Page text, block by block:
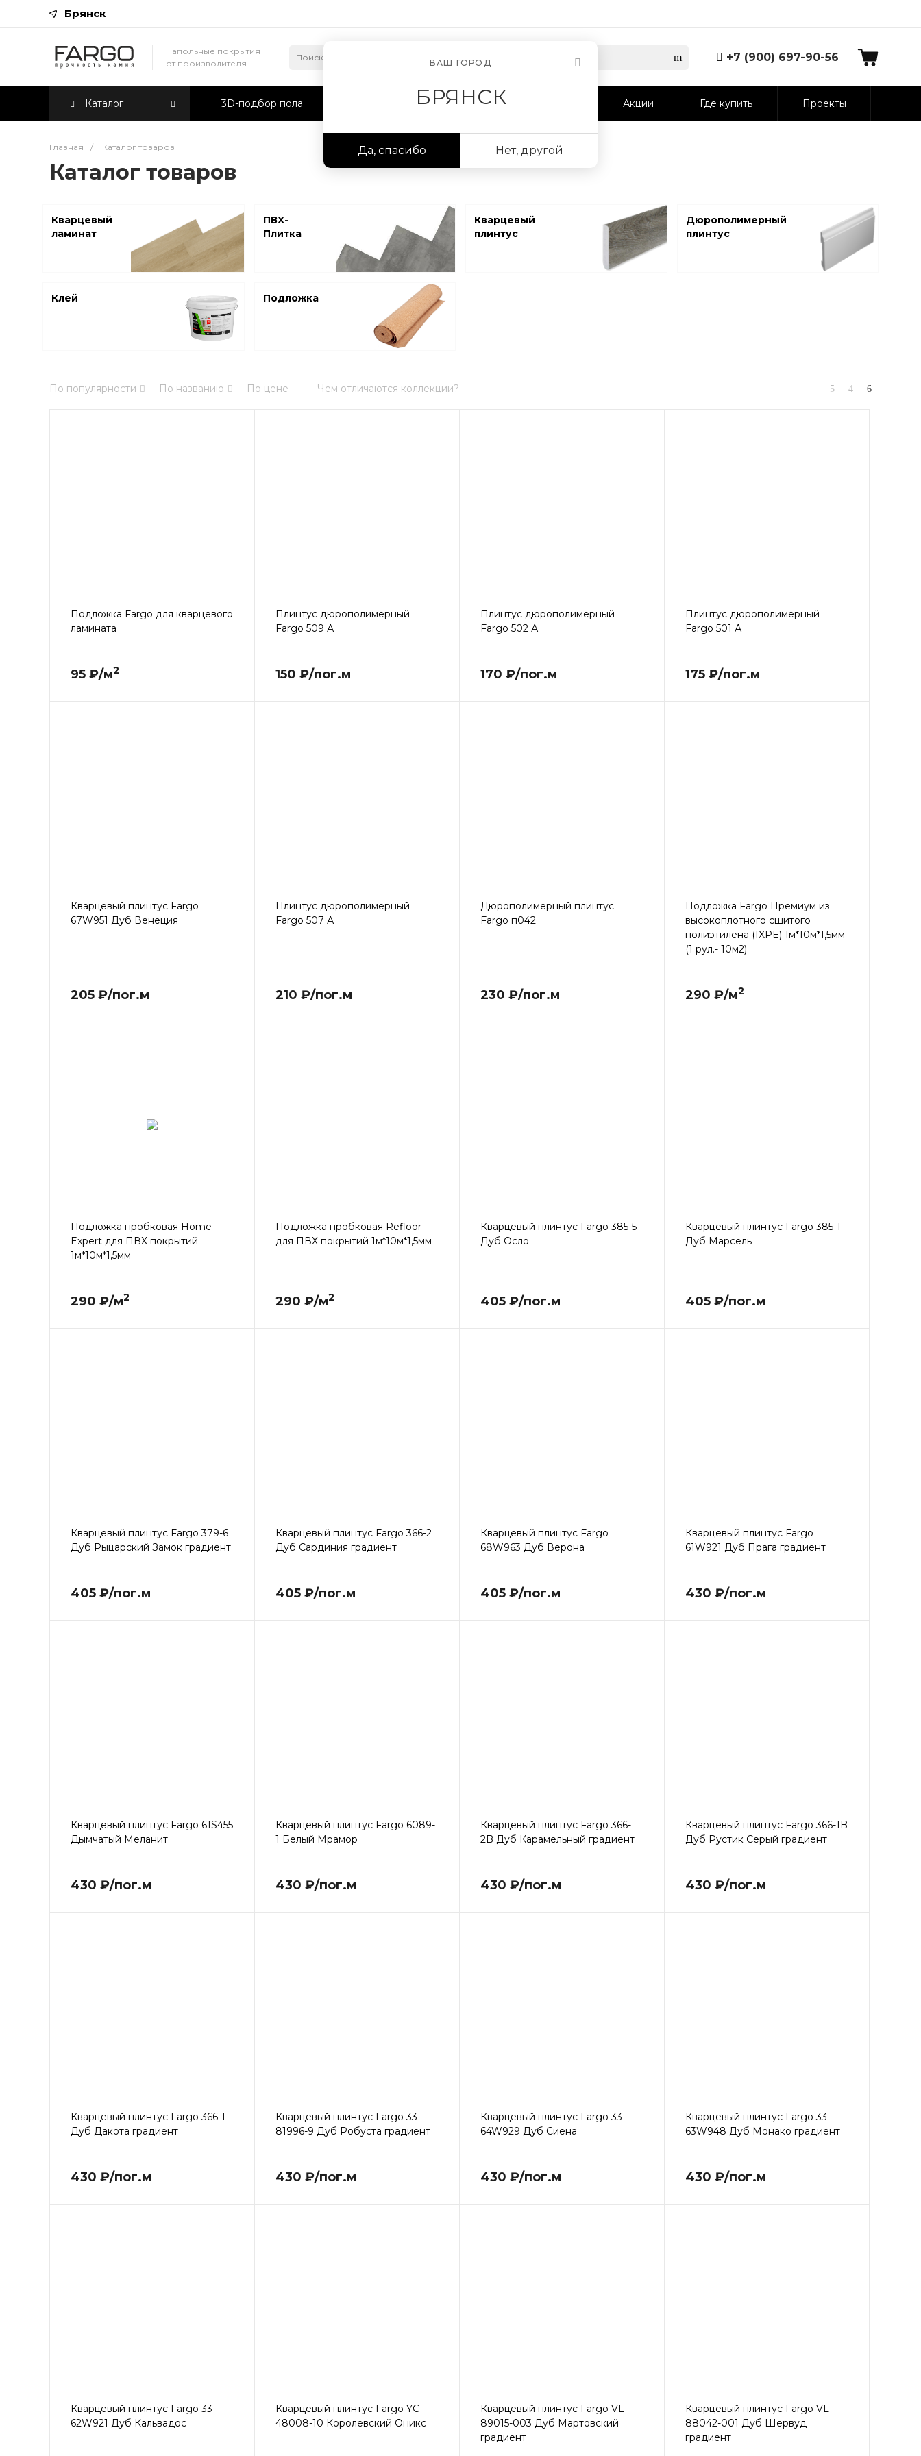
Брянск
ВАШ ГОРОД
БРЯНСК
Да, спасибо Нет, другой
Напольные покрытия
от производителя
+7 (900) 697-90-56
Каталог 3D-подбор пола Сотрудничество Акции Где купить Проекты
Главная / Каталог товаров
Каталог товаров
Кварцевый
ламинат
ПВХ-
Плитка
Кварцевый
плинтус
Дюрополимерный
плинтус
Клей Подложка
По популярности По названию По цене Чем отличаются коллекции?
Подложка Fargo для кварцевого
ламината
95 ₽/м2
Плинтус дюрополимерный
Fargo 509 А
150 ₽/пог.м
Плинтус дюрополимерный
Fargo 502 А
170 ₽/пог.м
Плинтус дюрополимерный
Fargo 501 А
175 ₽/пог.м
Кварцевый плинтус Fargo
67W951 Дуб Венеция
205 ₽/пог.м
Плинтус дюрополимерный
Fargo 507 А
210 ₽/пог.м
Дюрополимерный плинтус
Fargo п042
230 ₽/пог.м
Подложка Fargo Премиум из
высокоплотного сшитого
полиэтилена (IXPE) 1м*10м*1,5мм
(1 рул.- 10м2)
290 ₽/м2
Подложка пробковая Home
Expert для ПВХ покрытий
1м*10м*1,5мм
290 ₽/м2
Подложка пробковая Refloor
для ПВХ покрытий 1м*10м*1,5мм
290 ₽/м2
Кварцевый плинтус Fargo 385-5
Дуб Осло
405 ₽/пог.м
Кварцевый плинтус Fargo 385-1
Дуб Марсель
405 ₽/пог.м
Кварцевый плинтус Fargo 379-6
Дуб Рыцарский Замок градиент
405 ₽/пог.м
Кварцевый плинтус Fargo 366-2
Дуб Сардиния градиент
405 ₽/пог.м
Кварцевый плинтус Fargo
68W963 Дуб Верона
405 ₽/пог.м
Кварцевый плинтус Fargo
61W921 Дуб Прага градиент
430 ₽/пог.м
Кварцевый плинтус Fargo 61S455
Дымчатый Меланит
430 ₽/пог.м
Кварцевый плинтус Fargo 6089-
1 Белый Мрамор
430 ₽/пог.м
Кварцевый плинтус Fargo 366-
2B Дуб Карамельный градиент
430 ₽/пог.м
Кварцевый плинтус Fargo 366-1B
Дуб Рустик Серый градиент
430 ₽/пог.м
Кварцевый плинтус Fargo 366-1
Дуб Дакота градиент
430 ₽/пог.м
Кварцевый плинтус Fargo 33-
81996-9 Дуб Робуста градиент
430 ₽/пог.м
Кварцевый плинтус Fargo 33-
64W929 Дуб Сиена
430 ₽/пог.м
Кварцевый плинтус Fargo 33-
63W948 Дуб Монако градиент
430 ₽/пог.м
Кварцевый плинтус Fargo 33-
62W921 Дуб Кальвадос
Кварцевый плинтус Fargo YC
48008-10 Королевский Оникс
Кварцевый плинтус Fargo VL
89015-003 Дуб Мартовский
градиент
Кварцевый плинтус Fargo VL
88042-001 Дуб Шервуд
градиент